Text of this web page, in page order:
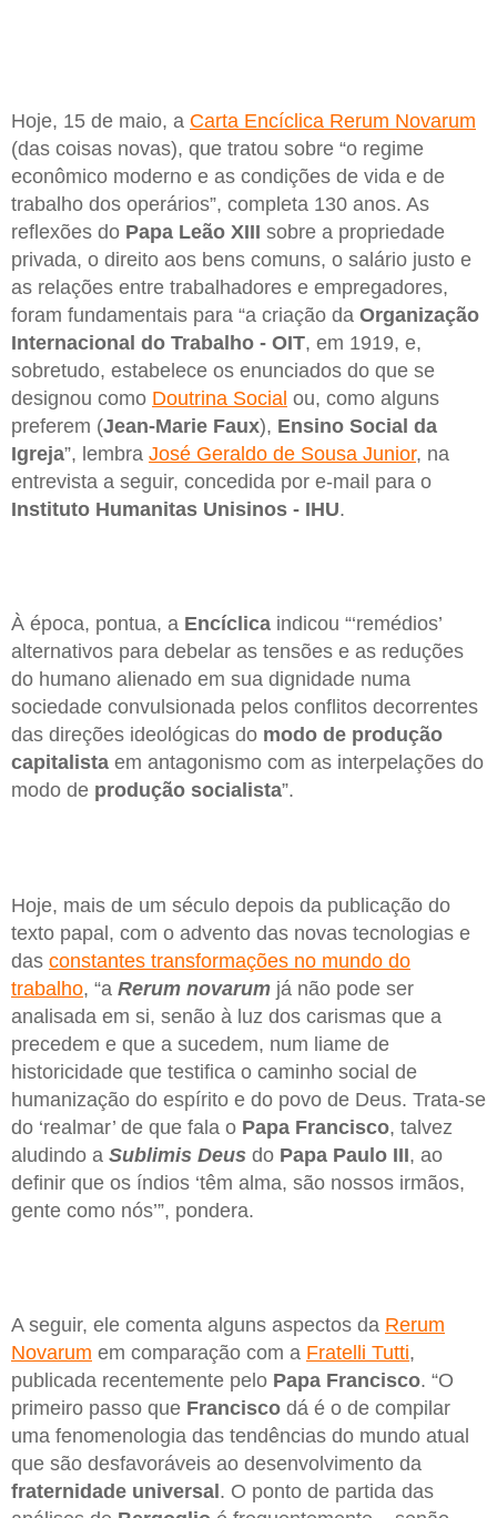
Hoje, 15 de maio, a Carta Encíclica Rerum Novarum
(das coisas novas), que tratou sobre “o regime
econômico moderno e as condições de vida e de
trabalho dos operários”, completa 130 anos. As
reflexões do Papa Leão XIII sobre a propriedade
privada, o direito aos bens comuns, o salário justo e
as relações entre trabalhadores e empregadores,
foram fundamentais para “a criação da Organização
Internacional do Trabalho - OIT, em 1919, e,
sobretudo, estabelece os enunciados do que se
designou como Doutrina Social ou, como alguns
preferem (Jean-Marie Faux), Ensino Social da
Igreja”, lembra José Geraldo de Sousa Junior, na
entrevista a seguir, concedida por e-mail para o
Instituto Humanitas Unisinos - IHU.
À época, pontua, a Encíclica indicou “‘remédios’
alternativos para debelar as tensões e as reduções
do humano alienado em sua dignidade numa
sociedade convulsionada pelos conflitos decorrentes
das direções ideológicas do modo de produção
capitalista em antagonismo com as interpelações do
modo de produção socialista”.
Hoje, mais de um século depois da publicação do
texto papal, com o advento das novas tecnologias e
das constantes transformações no mundo do
trabalho, “a Rerum novarum já não pode ser
analisada em si, senão à luz dos carismas que a
precedem e que a sucedem, num liame de
historicidade que testifica o caminho social de
humanização do espírito e do povo de Deus. Trata-se
do ‘realmar’ de que fala o Papa Francisco, talvez
aludindo a Sublimis Deus do Papa Paulo III, ao
definir que os índios ‘têm alma, são nossos irmãos,
gente como nós’”, pondera.
A seguir, ele comenta alguns aspectos da Rerum
Novarum em comparação com a Fratelli Tutti,
publicada recentemente pelo Papa Francisco. “O
primeiro passo que Francisco dá é o de compilar
uma fenomenologia das tendências do mundo atual
que são desfavoráveis ao desenvolvimento da
fraternidade universal. O ponto de partida das